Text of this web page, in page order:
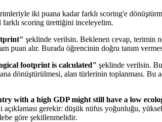
iki puana kadar farklı scoring'e
farklı scoring ürettiğini inceleyelim.
şeklinde verilsin. Beklenen cevap, terimin
puan alır. Burada öğrencinin doğru tanım
footprint is calculated" şeklinde verilsin.
dönüştürülmesi, alan türlerinin toplanması.
with a high GDP might still have a low
açıklaması gerekir: düşük nüfus yoğunluğu,
göre şekillenmelidir.